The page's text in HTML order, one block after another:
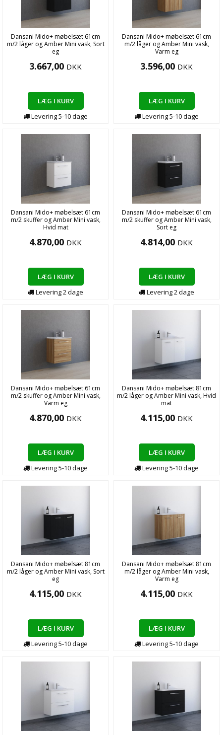
Dansani Mido+ møbelsæt 61cm
m/2 låger og Amber Mini vask, Sort
eg
3.667,00 DKK
LÆG I KURV
Levering5-10dage
Dansani Mido+ møbelsæt 61cm
m/2 låger og Amber Mini vask,
Varm eg
3.596,00 DKK
LÆG I KURV
Levering5-10dage
Dansani Mido+ møbelsæt 61cm
m/2 skuffer og Amber Mini vask,
Hvid mat
4.870,00 DKK
LÆG I KURV
Levering2dage
Dansani Mido+ møbelsæt 61cm
m/2 skuffer og Amber Mini vask,
Sort eg
4.814,00 DKK
LÆG I KURV
Levering2dage
Dansani Mido+ møbelsæt 61cm
m/2 skuffer og Amber Mini vask,
Varm eg
4.870,00 DKK
LÆG I KURV
Levering5-10dage
Dansani Mido+ møbelsæt 81cm
m/2 låger og Amber Mini vask, Hvid
mat
4.115,00 DKK
LÆG I KURV
Levering5-10dage
Dansani Mido+ møbelsæt 81cm
m/2 låger og Amber Mini vask, Sort
eg
4.115,00 DKK
LÆG I KURV
Levering5-10dage
Dansani Mido+ møbelsæt 81cm
m/2 låger og Amber Mini vask,
Varm eg
4.115,00 DKK
LÆG I KURV
Levering5-10dage